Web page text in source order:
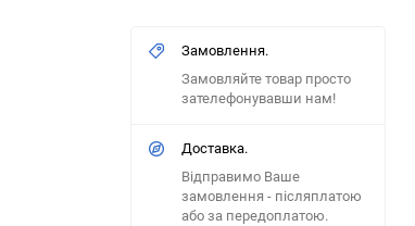
Замовлення.
Замовляйте товар просто
зателефонувавши нам!
Доставка.
Відправимо Ваше
замовлення - післяплатою
або за передоплатою.